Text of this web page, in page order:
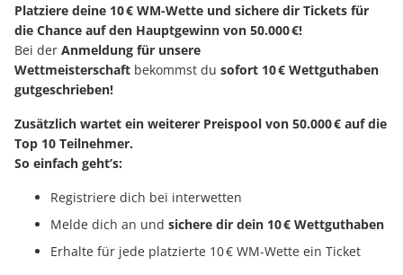
Platziere deine 10 € WM-Wette und sichere dir Tickets für
die Chance auf den Hauptgewinn von 50.000 €!
Bei der Anmeldung für unsere
Wettmeisterschaft bekommst du sofort 10 € Wettguthaben
gutgeschrieben!
Zusätzlich wartet ein weiterer Preispool von 50.000 € auf die
Top 10 Teilnehmer.
So einfach geht’s:
Registriere dich bei interwetten
Melde dich an und sichere dir dein 10 € Wettguthaben
Erhalte für jede platzierte 10 € WM-Wette ein Ticket